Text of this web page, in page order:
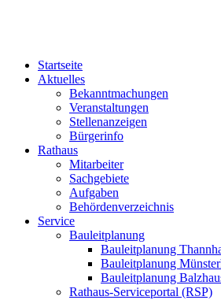
Startseite
Aktuelles
Bekanntmachungen
Veranstaltungen
Stellenanzeigen
Bürgerinfo
Rathaus
Mitarbeiter
Sachgebiete
Aufgaben
Behördenverzeichnis
Service
Bauleitplanung
Bauleitplanung
Bauleitplanung
Bauleitplanung
Rathaus-Serviceportal (RSP)